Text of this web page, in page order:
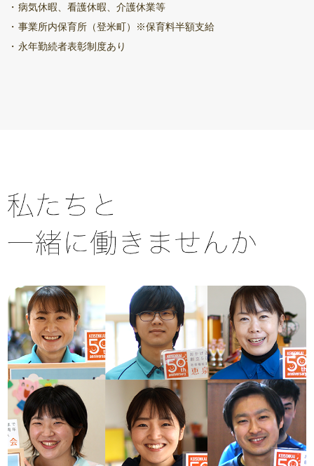
病気休暇、看護休暇、介護休業等
事業所内保育所（登米町）※保育料半額支給
永年勤続者表彰制度あり